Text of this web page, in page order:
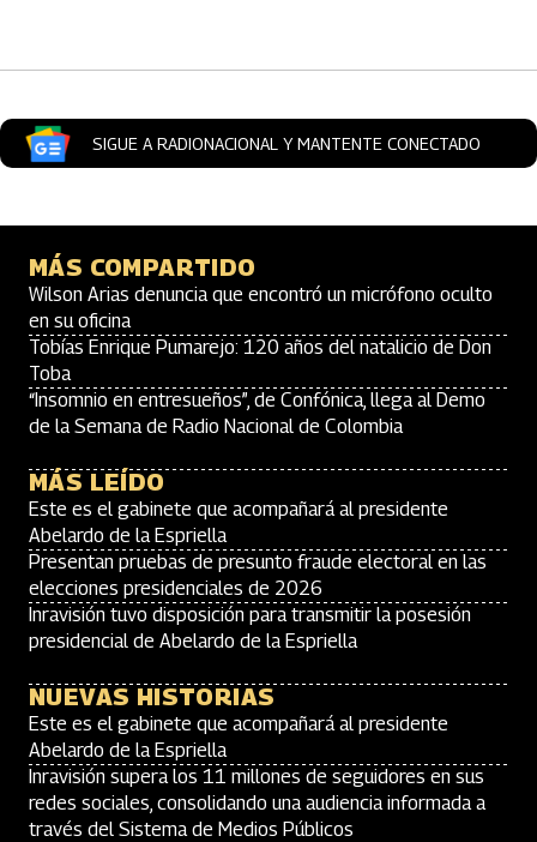
SIGUE A RADIONACIONAL Y MANTENTE CONECTADO
MÁS COMPARTIDO
Wilson Arias denuncia que encontró un micrófono oculto
en su oficina
Tobías Enrique Pumarejo: 120 años del natalicio de Don
Toba
“Insomnio en entresueños”, de Confónica, llega al Demo
de la Semana de Radio Nacional de Colombia
MÁS LEÍDO
Este es el gabinete que acompañará al presidente
Abelardo de la Espriella
Presentan pruebas de presunto fraude electoral en las
elecciones presidenciales de 2026
Inravisión tuvo disposición para transmitir la posesión
presidencial de Abelardo de la Espriella
NUEVAS HISTORIAS
Este es el gabinete que acompañará al presidente
Abelardo de la Espriella
Inravisión supera los 11 millones de seguidores en sus
redes sociales, consolidando una audiencia informada a
través del Sistema de Medios Públicos